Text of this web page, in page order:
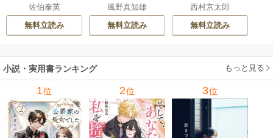
聞 15巻
佐伯泰英
無料立読み
風野真知雄
無料立読み
ルミステリー・セ
レクション 2巻
西村京太郎
無料立読み
小説・実用書ランキング もっと見る
1位 2位 3位